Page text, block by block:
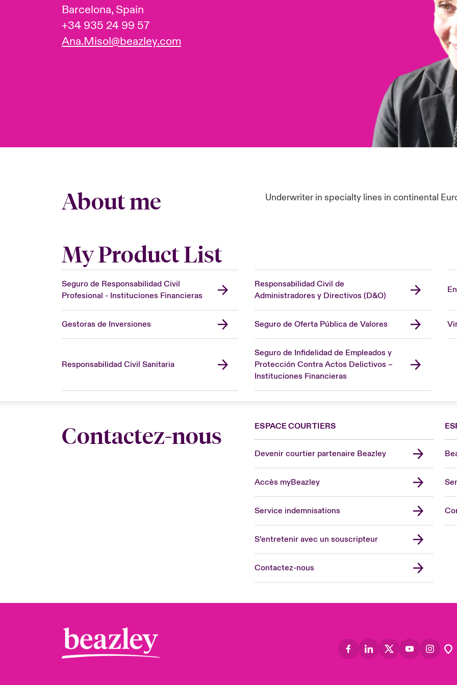
Barcelona, Spain
+34 935 24 99 57
Ana.Misol@beazley.com
About me Underwriter in specialty lines in continental
My Product List
Seguro de Responsabilidad Civil
Profesional - Instituciones Financieras
Responsabilidad Civil de
Administradores y Directivos (D&O)
Gestoras de Inversiones Seguro de Oferta Pública de Valores
Responsabilidad Civil Sanitaria
Seguro de Infidelidad de Empleados y
Protección Contra Actos Delictivos –
Instituciones Financieras
Contactez-nous ESPACE COURTIERS
Devenir courtier partenaire Beazley
Accès myBeazley
Service indemnisations
S’entretenir avec un souscripteur
Contactez-nous